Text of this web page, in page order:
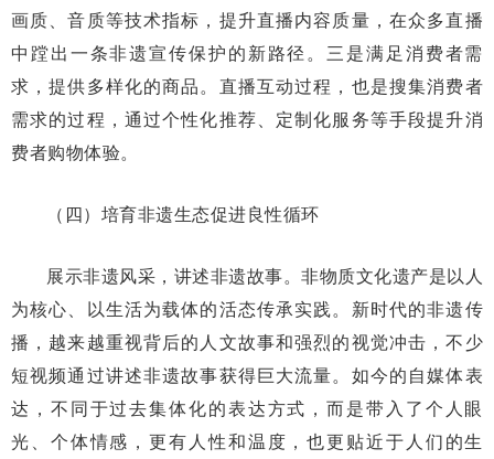
画质、音质等技术指标，提升直播内容质量，在众多直播
中蹚出一条非遗宣传保护的新路径。三是满足消费者需
求，提供多样化的商品。直播互动过程，也是搜集消费者
需求的过程，通过个性化推荐、定制化服务等手段提升消
费者购物体验。
（四）培育非遗生态促进良性循环
展示非遗风采，讲述非遗故事。非物质文化遗产是以人
为核心、以生活为载体的活态传承实践。新时代的非遗传
播，越来越重视背后的人文故事和强烈的视觉冲击，不少
短视频通过讲述非遗故事获得巨大流量。如今的自媒体表
达，不同于过去集体化的表达方式，而是带入了个人眼
光、个体情感，更有人性和温度，也更贴近于人们的生